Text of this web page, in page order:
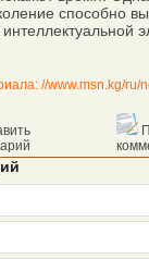
способно
//www.msn.kg/ru/